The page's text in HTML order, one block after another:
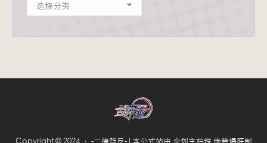
类
Copyright © 2024 · -二律背反-|本公式站由 企划主柏锐 绝赞爆肝制